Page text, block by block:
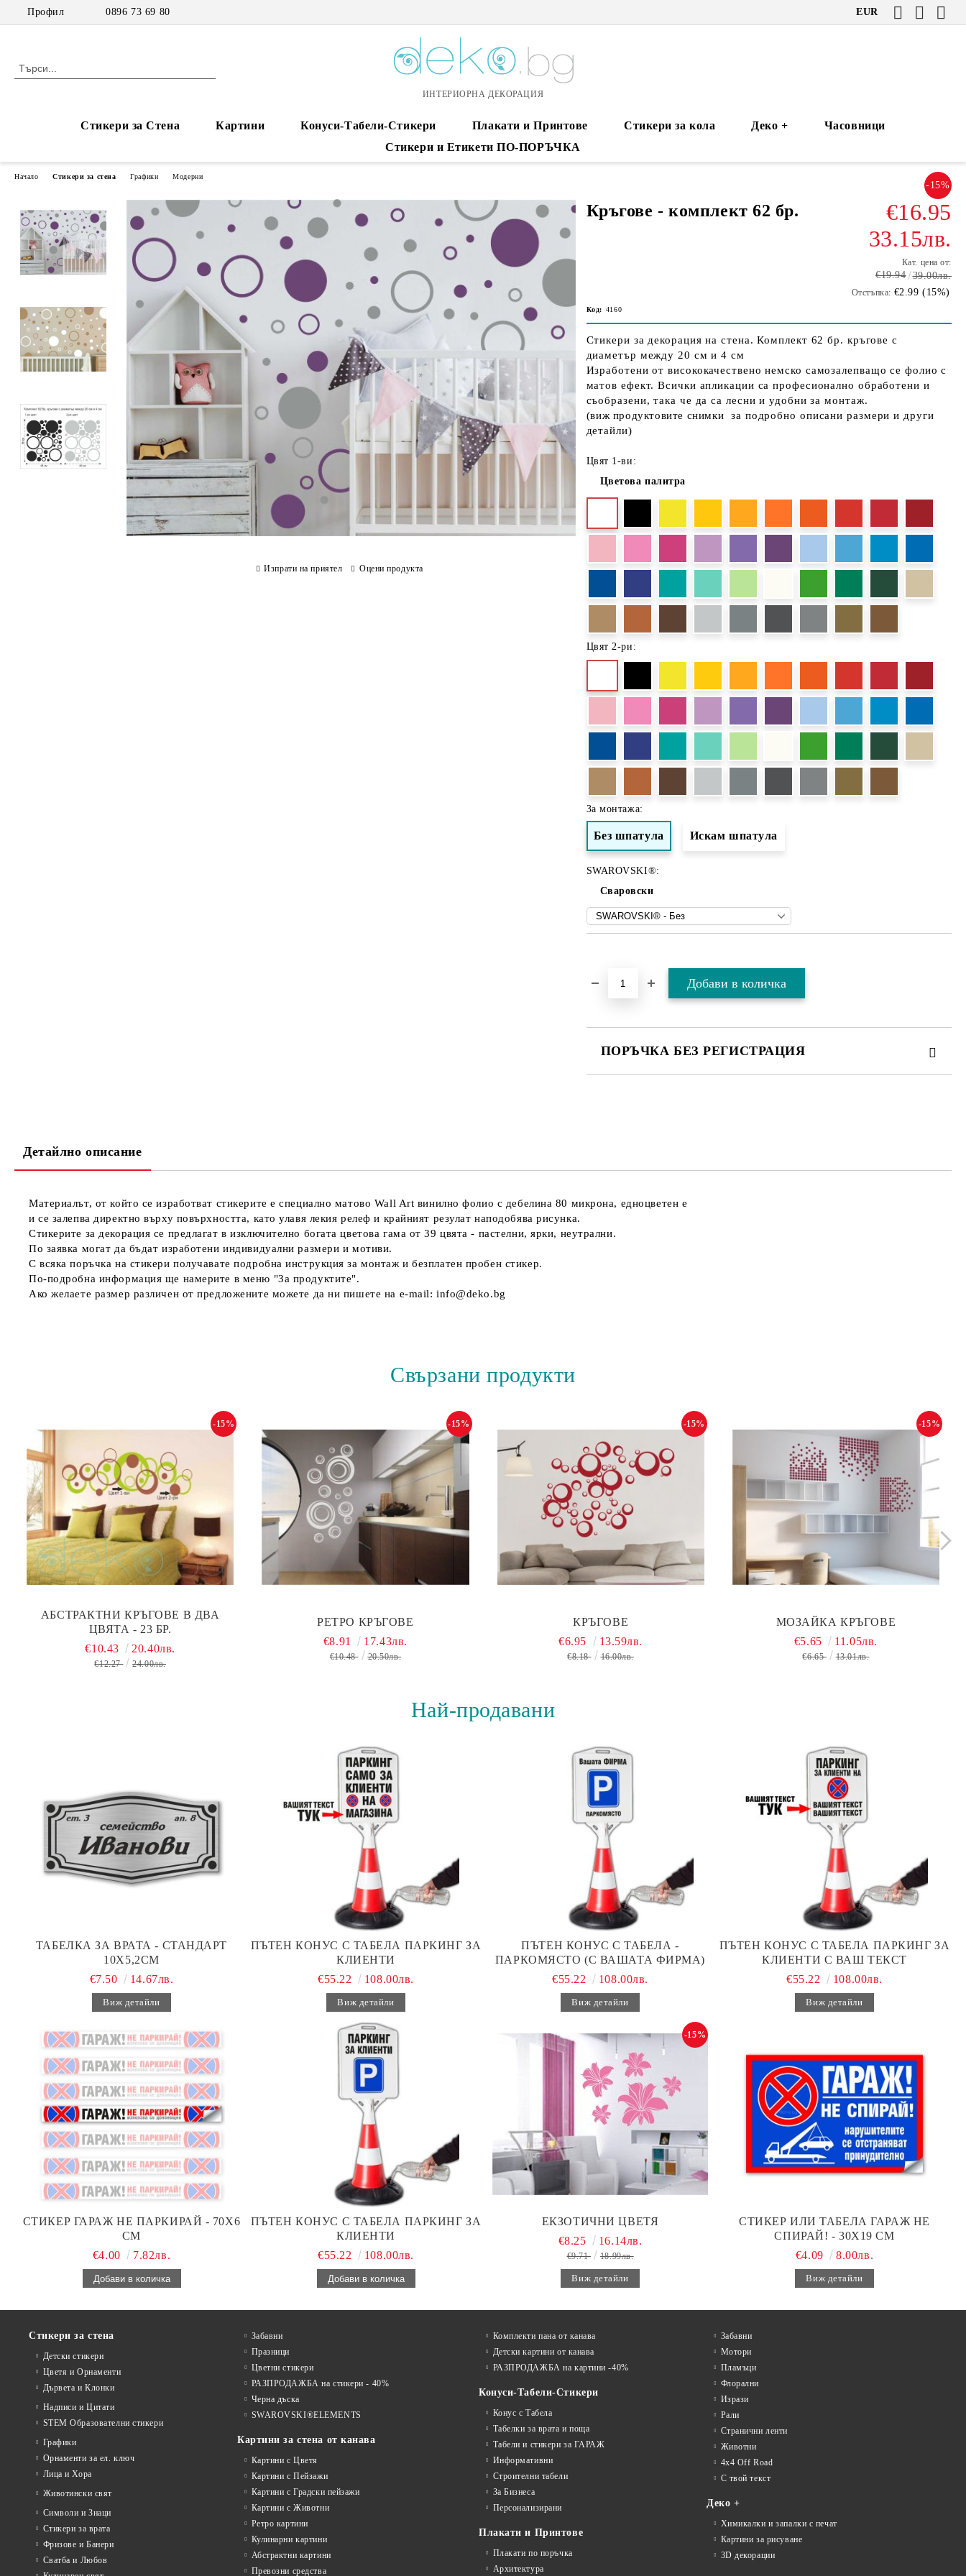
Профил 0896 73 69 80 EUR
ИНТЕРИОРНА ДЕКОРАЦИЯ
Стикери за Стена Картини Конуси-Табели-Стикери Плакати и Принтове Стикери за кола Деко +
Часовници
Стикери и Етикети ПО-ПОРЪЧКА
Начало Стикери за стена Графики Модерни
Кръгове - комплект 62 бр.
-15%
€16.95
33.15лв.
Кат. цена от:
€19.94 39.00лв.
Отстъпка: €2.99 (15%)
Код: 4160
Стикери за декорация на стена. Комплект 62 бр. кръгове с
диаметър между 20 см и 4 см
Изработени от висококачествено немско самозалепващо се фолио с
матов ефект. Всички апликации са професионално обработени и
съобразени, така че да са лесни и удобни за монтаж.
(виж продуктовите снимки за подробно описани размери и други
детайли)
Цвят 1-ви:
Цветова палитра
Цвят 2-ри:
За монтажа:
Без шпатула Искам шпатула
SWAROVSKI®:
Сваровски
ПОРЪЧКА БЕЗ РЕГИСТРАЦИЯ
Изпрати на приятел Оцени продукта
Детайлно описание
Материалът, от който се изработват стикерите е специално матово Wall Art винилно фолио с дебелина 80 микрона, едноцветен е
и се залепва директно върху повърхността, като улавя лекия релеф и крайният резулат наподобява рисунка.
Стикерите за декорация се предлагат в изключително богата цветова гама от 39 цвятa - пастелни, ярки, неутрални.
По заявка могат да бъдат изработени индивидуални размери и мотиви.
С всяка поръчка на стикери получавате подробна инструкция за монтаж и безплатен пробен стикер.
По-подробна информация ще намерите в меню "За продуктите".
Ако желаете размер различен от предложените можете да ни пишете на e-mail: info@deko.bg
Свързани продукти
АБСТРАКТНИ КРЪГОВЕ В ДВА
ЦВЯТА - 23 БР.
-15%
€10.43 20.40лв.
€12.27 24.00лв.
РЕТРО КРЪГОВЕ
-15%
€8.91 17.43лв.
€10.48 20.50лв.
КРЪГОВЕ
-15%
€6.95 13.59лв.
€8.18 16.00лв.
МОЗАЙКА КРЪГОВЕ
-15%
€5.65 11.05лв.
€6.65 13.01лв.
Най-продавани
ТАБЕЛКА ЗА ВРАТА - СТАНДАРТ
10Х5,2СМ
€7.50
14.67лв.
Виж детайли
ПЪТЕН КОНУС С ТАБЕЛА ПАРКИНГ ЗА
КЛИЕНТИ
€55.22
108.00лв.
Виж детайли
ПЪТЕН КОНУС С ТАБЕЛА -
ПАРКОМЯСТО (С ВАШАТА ФИРМА)
€55.22
108.00лв.
Виж детайли
ПЪТЕН КОНУС С ТАБЕЛА ПАРКИНГ ЗА
КЛИЕНТИ С ВАШ ТЕКСТ
€55.22
108.00лв.
Виж детайли
СТИКЕР ГАРАЖ НЕ ПАРКИРАЙ - 70Х6
СМ
€4.00
7.82лв.
ПЪТЕН КОНУС С ТАБЕЛА ПАРКИНГ ЗА
КЛИЕНТИ
€55.22
108.00лв.
ЕКЗОТИЧНИ ЦВЕТЯ
-15%
€8.25 16.14лв.
€9.71 18.99лв.
Виж детайли
СТИКЕР ИЛИ ТАБЕЛА ГАРАЖ НЕ
СПИРАЙ! - 30Х19 СМ
€4.09
8.00лв.
Виж детайли
Стикери за стена
Детски стикери
Цветя и Орнаменти
Дървета и Клонки
Надписи и Цитати
STEM Образователни стикери
Графики
Орнаменти за ел. ключ
Лица и Хора
Животински свят
Символи и Знаци
Стикери за врата
Фризове и Банери
Сватба и Любов
Забавни
Празници
Цветни стикери
РАЗПРОДАЖБА на стикери - 40%
Черна дъска
SWAROVSKI®ELEMENTS
Картини за стена от канава
Картини с Цветя
Картини с Пейзажи
Картини с Градски пейзажи
Картини с Животни
Ретро картини
Кулинарни картини
Абстрактни картини
Превозни средства
Комплекти пана от канава
Детски картини от канава
РАЗПРОДАЖБА на картини -40%
Конуси-Табели-Стикери
Конус с Табела
Табелки за врата и поща
Табели и стикери за ГАРАЖ
Информативни
Строителни табели
За Бизнеса
Персонализирани
Плакати и Принтове
Плакати по поръчка
Архитектура
Забавни
Мотори
Пламъци
Флорални
Изрази
Рали
Странични ленти
Животни
4x4 Off Road
С твой текст
Деко +
Химикалки и запалки с печат
Картини за рисуване
3D декорации